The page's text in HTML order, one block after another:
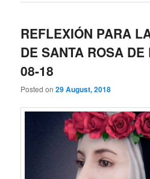
REFLEXIÓN PARA
DE SANTA ROSA
08-18
Posted on29 August, 2018